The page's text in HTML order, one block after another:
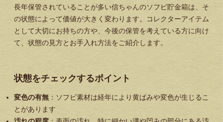
長年保管されていることが多い信ちゃんのソフビ貯金箱は、そ
の状態によって価値が大きく変わります。コレクターアイテム
として大切にお持ちの方や、今後の保管を考えている方に向け
て、状態の見方とお手入れ方法をご紹介します。
状態をチェックするポイント
変色の有無 ：ソフビ素材は経年により黄ばみや変色が生じるこ
とがあります